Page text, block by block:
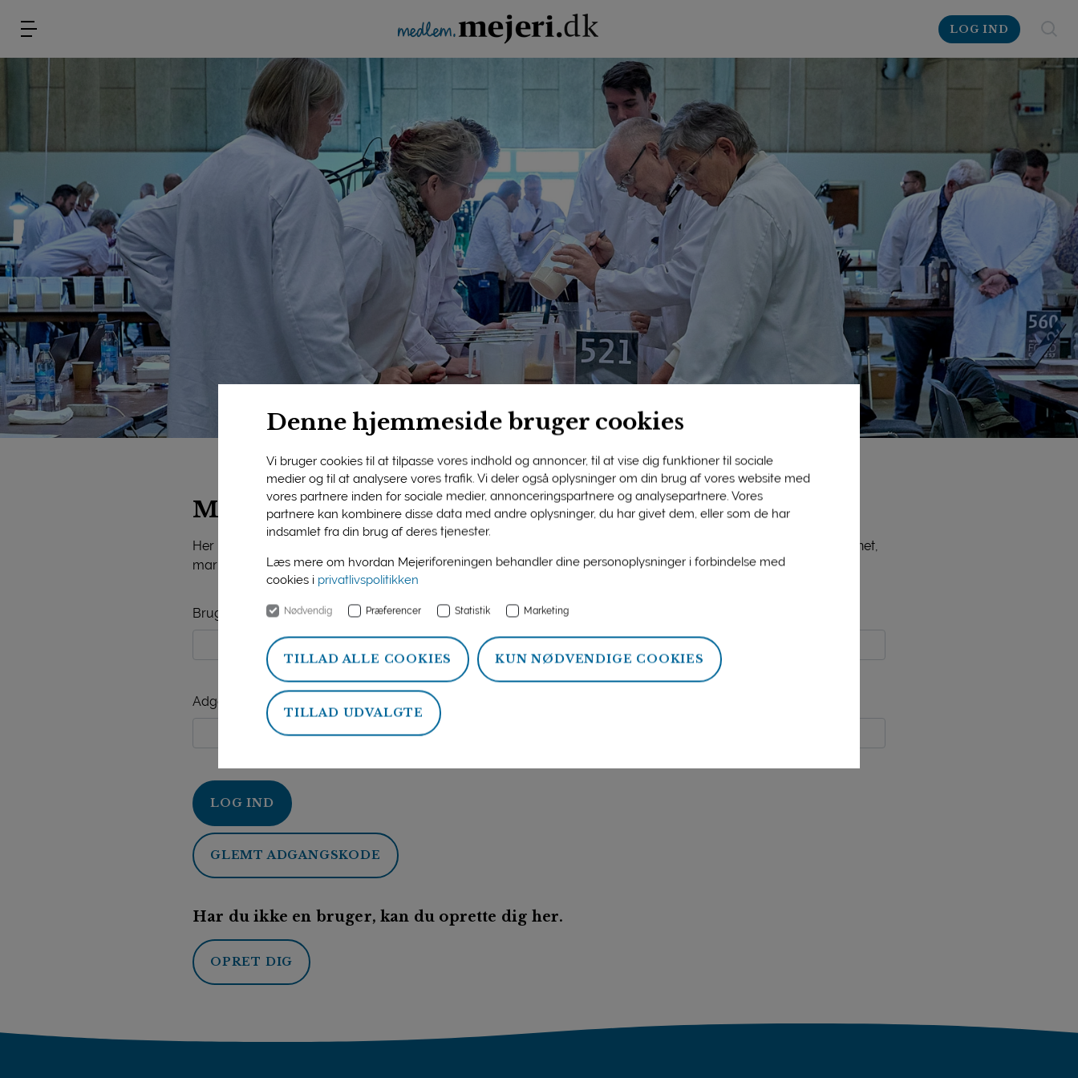
Denne hjemmeside bruger cookies
Vi bruger cookies til at tilpasse vores indhold og annoncer, til at vise dig funktioner til sociale
medier og til at analysere vores trafik. Vi deler også oplysninger om din brug af vores website med
vores partnere inden for sociale medier, annonceringspartnere og analysepartnere. Vores
partnere kan kombinere disse data med andre oplysninger, du har givet dem, eller som de har
indsamlet fra din brug af deres tjenester.
Læs mere om hvordan Mejeriforeningen behandler dine personoplysninger i forbindelse med
cookies i privatlivspolitikken
Nødvendig Præferencer Statistik Marketing
TILLAD ALLE COOKIES KUN NØDVENDIGE COOKIES
TILLAD UDVALGTE
LOG IND
Mejeriforeningens medlemsside
Her på siden finder du viden og information om ydelser, som Mejeriforeningen tilbyder sine medlemmer, bl.a. PLInet,
markedsorientering, mejeristatistik, politik og arrangementer.
Brugernavn
Adgangskode
LOG IND
GLEMT ADGANGSKODE
Har du ikke en bruger, kan du oprette dig her.
OPRET DIG